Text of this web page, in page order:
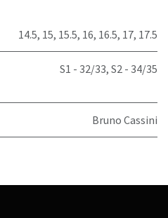
14.5, 15, 15.5, 16, 16.5, 17, 17.5
S1 - 32/33, S2 - 34/35
Bruno Cassini